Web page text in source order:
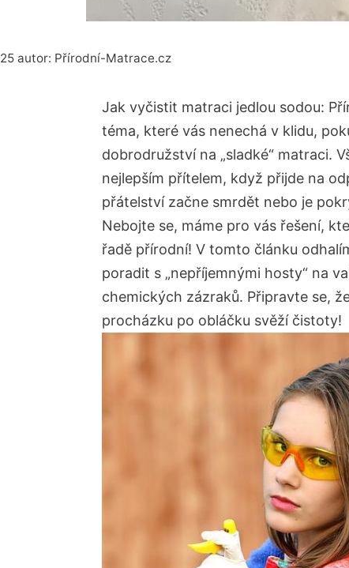
autor: Přírodní-Matrace.cz
Jak vyčistit matraci jedlou sodou:
téma, které vás nenechá v klidu,
dobrodružství na „sladké“ matraci.
nejlepším přítelem, když přijde na
přátelství začne smrdět nebo je
Nebojte se, máme pro vás řešení,
řadě přírodní! V tomto článku
poradit s „nepříjemnými hosty“ na
chemických zázraků. Připravte se,
procházku po obláčku svěží čistoty!